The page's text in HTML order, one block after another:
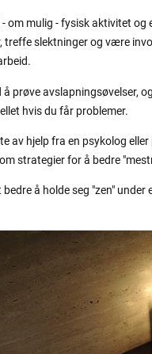
om mulig - fysisk aktivitet og
treffe slektninger og være
å prøve avslapningsøvelser,
hvis du får problemer.
av hjelp fra en psykolog
strategier for å bedre
bedre å holde seg "zen" under